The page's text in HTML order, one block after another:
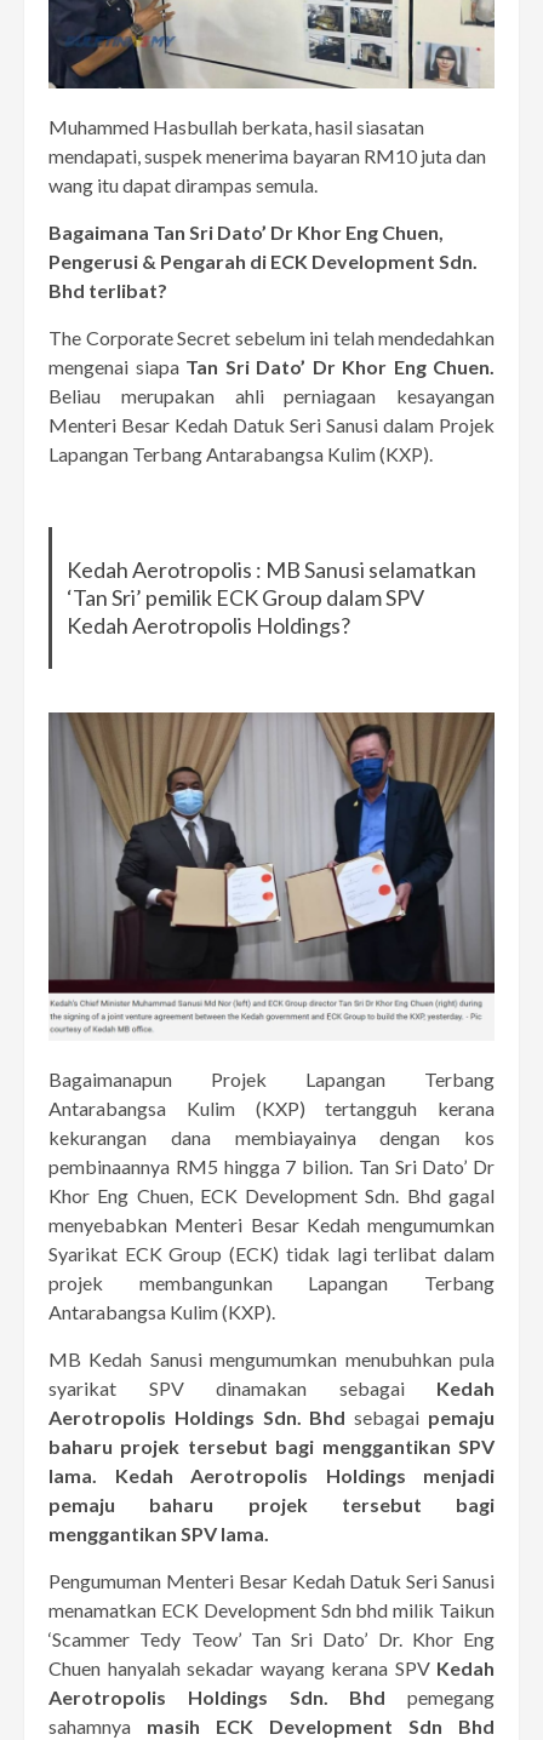
Muhammed Hasbullah berkata, hasil siasatan
mendapati, suspek menerima bayaran RM10 juta dan
wang itu dapat dirampas semula.
Bagaimana Tan Sri Dato’ Dr Khor Eng Chuen,
Pengerusi & Pengarah di ECK Development Sdn.
Bhd terlibat?
The Corporate Secret sebelum ini telah mendedahkan
mengenai siapa Tan Sri Dato’ Dr Khor Eng Chuen.
Beliau merupakan ahli perniagaan kesayangan
Menteri Besar Kedah Datuk Seri Sanusi dalam Projek
Lapangan Terbang Antarabangsa Kulim (KXP).
Kedah Aerotropolis : MB Sanusi selamatkan
‘Tan Sri’ pemilik ECK Group dalam SPV
Kedah Aerotropolis Holdings?
Bagaimanapun Projek Lapangan Terbang
Antarabangsa Kulim (KXP) tertangguh kerana
kekurangan dana membiayainya dengan kos
pembinaannya RM5 hingga 7 bilion. Tan Sri Dato’ Dr
Khor Eng Chuen, ECK Development Sdn. Bhd gagal
menyebabkan Menteri Besar Kedah mengumumkan
Syarikat ECK Group (ECK) tidak lagi terlibat dalam
projek membangunkan Lapangan Terbang
Antarabangsa Kulim (KXP).
MB Kedah Sanusi mengumumkan menubuhkan pula
syarikat SPV dinamakan sebagaiKedah
Aerotropolis Holdings Sdn. Bhd sebagai pemaju
baharu projek tersebut bagi menggantikan SPV
lama.
Kedah Aerotropolis Holdings menjadi
pemaju baharu projek tersebut bagi
menggantikan SPV lama.
Pengumuman Menteri Besar Kedah Datuk Seri Sanusi
menamatkan ECK Development Sdn bhd milik Taikun
‘Scammer Tedy Teow’ Tan Sri Dato’ Dr. Khor Eng
Chuen hanyalah sekadar wayang kerana SPV Kedah
Aerotropolis Holdings Sdn. Bhd pemegang
sahamnya masih ECK Development Sdn Bhd